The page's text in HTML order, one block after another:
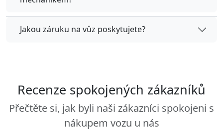
Jakou záruku na vůz poskytujete?
Recenze spokojených zákazníků
Přečtěte si, jak byli naši zákazníci spokojeni s
nákupem vozu u nás